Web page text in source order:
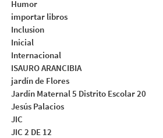
Humor
importar libros
Inclusion
Inicial
Internacional
ISAURO ARANCIBIA
jardín de Flores
Jardín Maternal 5 Distrito Escolar 20
Jesús Palacios
JIC
JIC 2 DE 12